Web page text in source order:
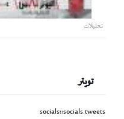
تحليلات
تويتر
socials::socials.tweets